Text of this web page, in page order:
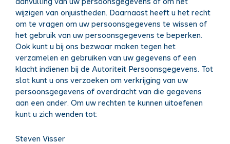
wijzigen van onjuistheden. Daarnaast heeft u het recht
om te vragen om uw persoonsgegevens te wissen of
het gebruik van uw persoonsgegevens te beperken.
Ook kunt u bij ons bezwaar maken tegen het
verzamelen en gebruiken van uw gegevens of een
klacht indienen bij de Autoriteit Persoonsgegevens. Tot
slot kunt u ons verzoeken om verkrijging van uw
persoonsgegevens of overdracht van die gegevens
aan een ander. Om uw rechten te kunnen uitoefenen
kunt u zich wenden tot:
Steven Visser